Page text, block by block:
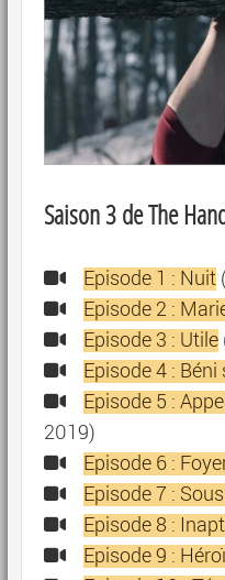
Saison 3 de The
Episode 1 : Nuit
Episode 2 :
Episode 3 : Utile
Episode 4 :
Episode 5 :
2019)
Episode 6 :
Episode 7 :
Episode 8 :
Episode 9 :